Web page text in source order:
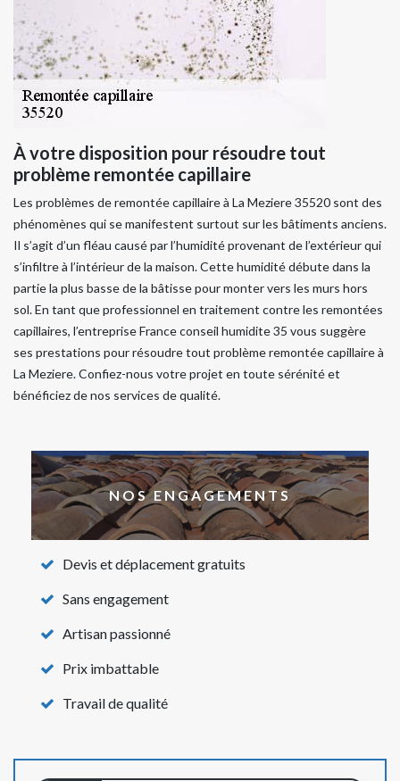
À votre disposition pour résoudre tout
problème remontée capillaire
Les problèmes de remontée capillaire à La Meziere 35520 sont des
phénomènes qui se manifestent surtout sur les bâtiments anciens.
Il s’agit d’un fléau causé par l’humidité provenant de l’extérieur qui
s’infiltre à l’intérieur de la maison. Cette humidité débute dans la
partie la plus basse de la bâtisse pour monter vers les murs hors
sol. En tant que professionnel en traitement contre les remontées
capillaires, l’entreprise France conseil humidite 35 vous suggère
ses prestations pour résoudre tout problème remontée capillaire à
La Meziere. Confiez-nous votre projet en toute sérénité et
bénéficiez de nos services de qualité.
NOS ENGAGEMENTS
Devis et déplacement gratuits
Sans engagement
Artisan passionné
Prix imbattable
Travail de qualité